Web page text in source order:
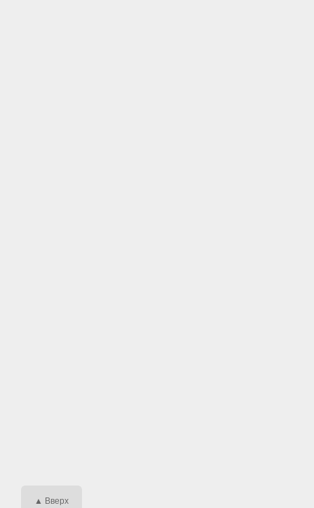
▲ Вверх